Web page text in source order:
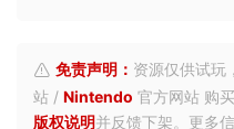
免责声明： 资源仅供试玩
站 / Nintendo 官方网站 购
版权说明并反馈下架。更多